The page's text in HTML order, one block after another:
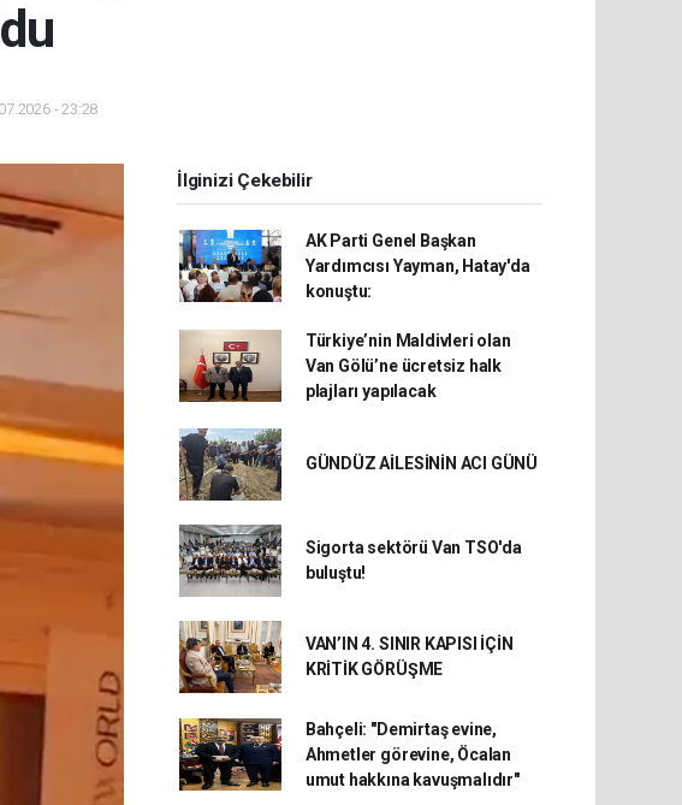
- 23:28
İlginizi Çekebilir
AK Parti Genel Başkan
Yardımcısı Yayman, Hatay'da
konuştu:
Türkiye’nin Maldivleri olan
Van Gölü’ne ücretsiz halk
plajları yapılacak
GÜNDÜZ AİLESİNİN ACI GÜNÜ
Sigorta sektörü Van TSO'da
buluştu!
VAN’IN 4. SINIR KAPISI İÇİN
KRİTİK GÖRÜŞME
Bahçeli: "Demirtaş evine,
Ahmetler görevine, Öcalan
umut hakkına kavuşmalıdır"